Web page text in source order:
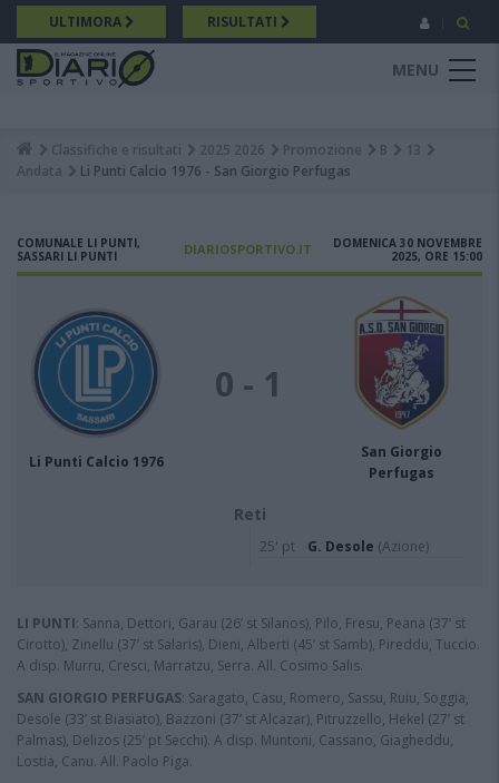
Salta
al
contenuto
principale
ULTIMORA RISULTATI
MENU
Breadcrumb
Classifiche e risultati 2025 2026 Promozione B
13
Andata
Li Punti Calcio 1976 - San Giorgio Perfugas
COMUNALE LI PUNTI,
SASSARI LI PUNTI
DIARIOSPORTIVO.IT
DOMENICA 30 NOVEMBRE
2025, ORE 15:00
Li Punti Calcio 1976
0 - 1
San Giorgio
Perfugas
Reti
25' pt G. Desole (Azione)
LI PUNTI: Sanna, Dettori, Garau (26’ st Silanos), Pilo, Fresu, Peana (37’ st
Cirotto), Zinellu (37’ st Salaris), Dieni, Alberti (45’ st Samb), Pireddu, Tuccio.
A disp. Murru, Cresci, Marratzu, Serra. All. Cosimo Salis.
SAN GIORGIO PERFUGAS: Saragato, Casu, Romero, Sassu, Ruiu, Soggia,
Desole (33’ st Biasiato), Bazzoni (37’ st Alcazar), Pitruzzello, Hekel (27’ st
Palmas), Delizos (25’ pt Secchi). A disp. Muntoni, Cassano, Giagheddu,
Lostia, Canu. All. Paolo Piga.